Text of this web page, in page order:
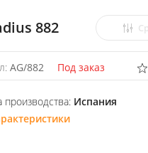
882
AG/882 Под заказ
производства: Испания